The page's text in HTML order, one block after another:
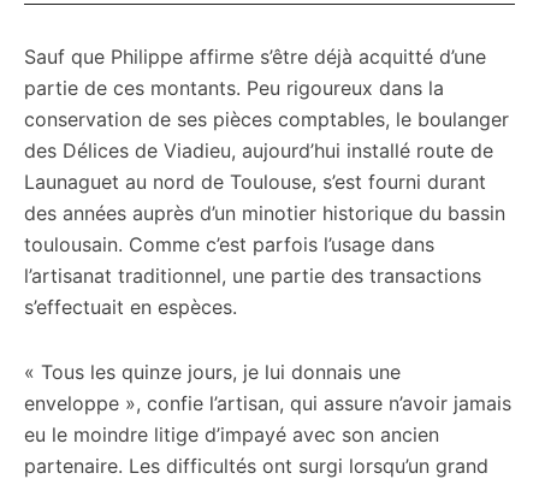
Sauf que Philippe affirme s’être déjà acquitté d’une
partie de ces montants. Peu rigoureux dans la
conservation de ses pièces comptables, le boulanger
des Délices de Viadieu, aujourd’hui installé route de
Launaguet au nord de Toulouse, s’est fourni durant
des années auprès d’un minotier historique du bassin
toulousain. Comme c’est parfois l’usage dans
l’artisanat traditionnel, une partie des transactions
s’effectuait en espèces.
« Tous les quinze jours, je lui donnais une
enveloppe », confie l’artisan, qui assure n’avoir jamais
eu le moindre litige d’impayé avec son ancien
partenaire. Les difficultés ont surgi lorsqu’un grand